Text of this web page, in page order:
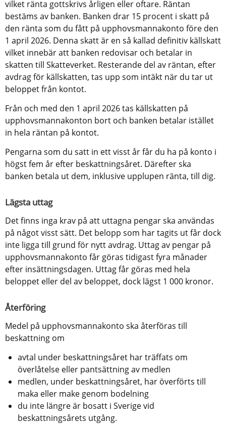
vilket ränta gottskrivs årligen eller oftare. Räntan
bestäms av banken. Banken drar 15 procent i skatt på
den ränta som du fått på upphovsmannakonto före den
1 april 2026. Denna skatt är en så kallad definitiv källskatt
vilket innebär att banken redovisar och betalar in
skatten till Skatteverket. Resterande del av räntan, efter
avdrag för källskatten, tas upp som intäkt när du tar ut
beloppet från kontot.
Från och med den 1 april 2026 tas källskatten på
upphovsmannakonton bort och banken betalar istället
in hela räntan på kontot.
Pengarna som du satt in ett visst år får du ha på konto i
högst fem år efter beskattningsåret. Därefter ska
banken betala ut dem, inklusive upplupen ränta, till dig.
Lägsta uttag
Det finns inga krav på att uttagna pengar ska användas
på något visst sätt. Det belopp som har tagits ut får dock
inte ligga till grund för nytt avdrag. Uttag av pengar på
upphovsmannakonto får göras tidigast fyra månader
efter insättningsdagen. Uttag får göras med hela
beloppet eller del av beloppet, dock lägst 1 000 kronor.
Återföring
Medel på upphovsmannakonto ska återföras till
beskattning om
avtal under beskattningsåret har träffats om
överlåtelse eller pantsättning av medlen
medlen, under beskattningsåret, har överförts till
maka eller make genom bodelning
du inte längre är bosatt i Sverige vid
beskattningsårets utgång.